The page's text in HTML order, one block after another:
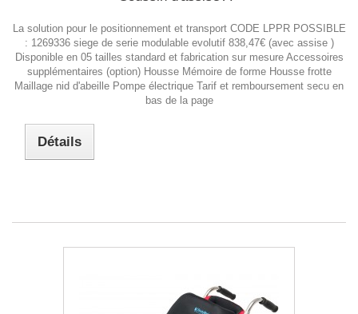
La solution pour le positionnement et transport CODE LPPR POSSIBLE
: 1269336 siege de serie modulable evolutif 838,47€ (avec assise )
Disponible en 05 tailles standard et fabrication sur mesure Accessoires
supplémentaires (option) Housse Mémoire de forme Housse frotte
Maillage nid d'abeille Pompe électrique Tarif et remboursement secu en
bas de la page
Détails